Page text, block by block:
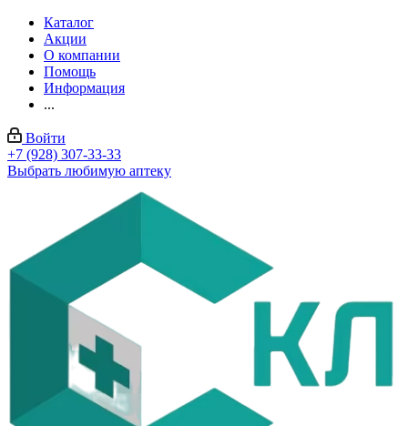
Каталог
Акции
О компании
Помощь
Информация
...
Войти
+7 (928) 307-33-33
Выбрать любимую аптеку